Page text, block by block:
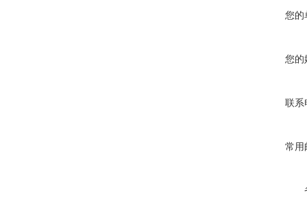
您的
您的
联系
常用